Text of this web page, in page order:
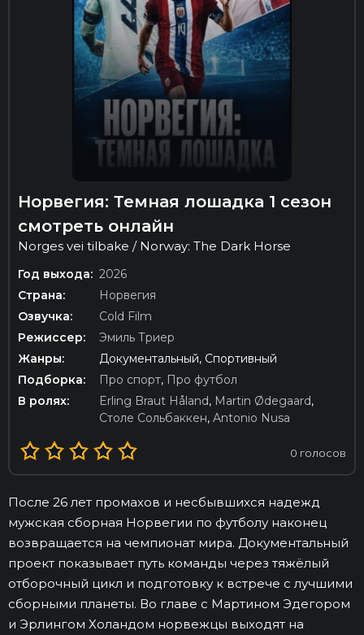
Норвегия: Темная лошадка 1 сезон
смотреть онлайн
Norges vei tilbake / Norway: The Dark Horse
Год выхода: 2026
Страна:
Норвегия
Озвучка:
Cold Film
Режиссер:
Эмиль Триер
Жанры:
Документальный, Спортивный
Подборка:
Про спорт, Про футбол
В ролях:
Erling Braut Håland, Martin Ødegaard,
Столе Сольбаккен, Antonio Nusa
0 голосов
После 26 лет промахов и несбывшихся надежд
мужская сборная Норвегии по футболу наконец
возвращается на чемпионат мира. Документальный
проект показывает путь команды через тяжёлый
отборочный цикл и подготовку к встрече с лучшими
сборными планеты. Во главе с Мартином Эдегором
и Эрлингом Холандом норвежцы выходят на